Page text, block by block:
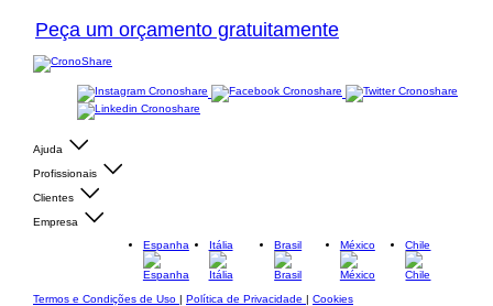
Peça um orçamento gratuitamente
Ajuda
Profissionais
Clientes
Empresa
Espanha
Itália Brasil México Chile
Termos e Condições de Uso | Política de Privacidade | Cookies